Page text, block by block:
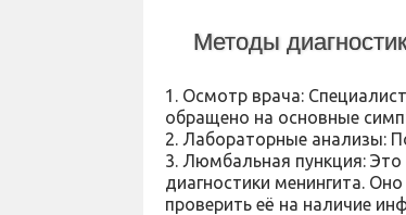
Методы
1. Осмотр врача:
обращено на основные
2. Лабораторные анализы:
3. Люмбальная пункция: Это
диагностики менингита.
проверить её на наличие